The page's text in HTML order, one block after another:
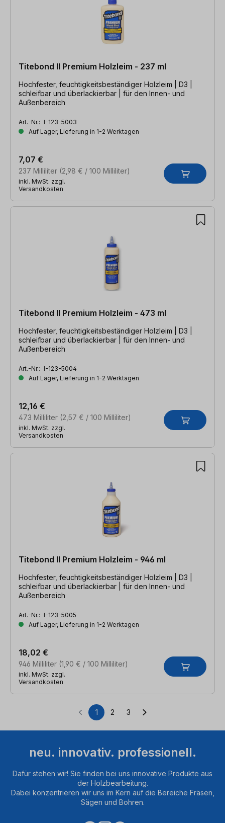
Titebond II Premium Holzleim - 237 ml
Hochfester, feuchtigkeitsbeständiger Holzleim | D3 |
schleifbar und überlackierbar | für den Innen- und
Außenbereich
Art.-Nr.: I-123-5003
Auf Lager, Lieferung in 1-2 Werktagen
237 Milliliter (2,98 € / 100 Milliliter)
7,07 €
inkl. MwSt. zzgl.
Versandkosten
Titebond II Premium Holzleim - 473 ml
Hochfester, feuchtigkeitsbeständiger Holzleim | D3 |
schleifbar und überlackierbar | für den Innen- und
Außenbereich
Art.-Nr.: I-123-5004
Auf Lager, Lieferung in 1-2 Werktagen
473 Milliliter (2,57 € / 100 Milliliter)
12,16 €
inkl. MwSt. zzgl.
Versandkosten
Titebond II Premium Holzleim - 946 ml
Hochfester, feuchtigkeitsbeständiger Holzleim | D3 |
schleifbar und überlackierbar | für den Innen- und
Außenbereich
Art.-Nr.: I-123-5005
Auf Lager, Lieferung in 1-2 Werktagen
946 Milliliter (1,90 € / 100 Milliliter)
18,02 €
inkl. MwSt. zzgl.
Versandkosten
Seite
1 Seite
2 Seite
3
neu. innovativ. professionell.
Dafür stehen wir! Sie finden bei uns innovative Produkte aus
der Holzbearbeitung.
Dabei konzentrieren wir uns im Kern auf die Bereiche Fräsen,
Sägen und Bohren.